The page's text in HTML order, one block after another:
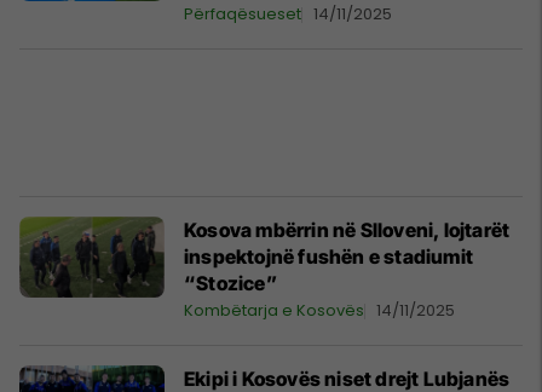
bashkëlojtarëve
Përfaqësueset 14/11/2025
Kosova mbërrin në Slloveni, lojtarët
inspektojnë fushën e stadiumit
“Stozice”
Kombëtarja e Kosovës 14/11/2025
Ekipi i Kosovës niset drejt Lubjanës